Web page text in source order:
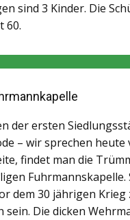
sind 3 Kinder. Die
60.
der ersten
– wir sprechen heute
findet man die
Fuhrmannskapelle.
dem 30 jährigen
sein. Die dicken